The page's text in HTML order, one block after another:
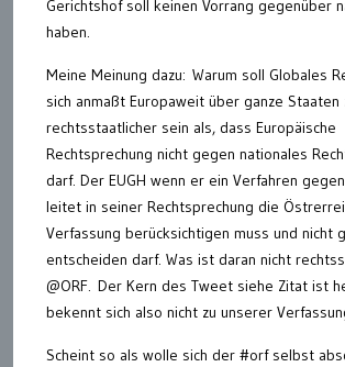
Gerichtshof soll keinen Vorrang gegenüber
haben.
Meine Meinung dazu: Warum soll Globales
sich anmaßt Europaweit über ganze Staaten
rechtsstaatlicher sein als, dass Europäische
Rechtsprechung nicht gegen nationales
darf. Der EUGH wenn er ein Verfahren
leitet in seiner Rechtsprechung die
Verfassung berücksichtigen muss und nicht
entscheiden darf. Was ist daran nicht
@ORF. Der Kern des Tweet siehe Zitat ist
bekennt sich also nicht zu unserer
Scheint so als wolle sich der #orf selbst